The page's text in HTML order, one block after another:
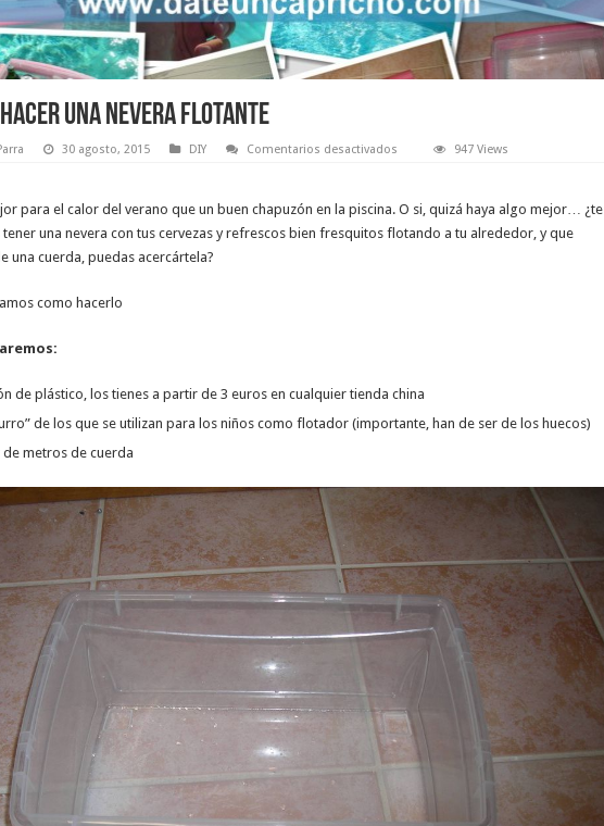
hacer una nevera flotante
30 agosto, 2015 DIY Comentarios desactivados
nevera
flotante
947 Views
para el calor del verano que un buen chapuzón en la piscina. O si, quizá haya algo mejor… ¿te
una nevera con tus cervezas y refrescos bien fresquitos flotando a tu alrededor, y que
una cuerda, puedas acercártela?
como hacerlo
de plástico, los tienes a partir de 3 euros en cualquier tienda china
de los que se utilizan para los niños como flotador (importante, han de ser de los huecos)
de metros de cuerda